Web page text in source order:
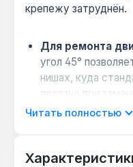
крепежу затруднён.
Для ремонта
угол 45°
нишах, куда
полезно при
снятии подвески.
профилем
Читать полностью